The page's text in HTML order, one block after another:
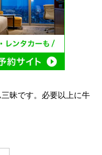
昧です。必要以上に牛